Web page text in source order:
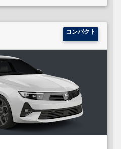
コンパクト